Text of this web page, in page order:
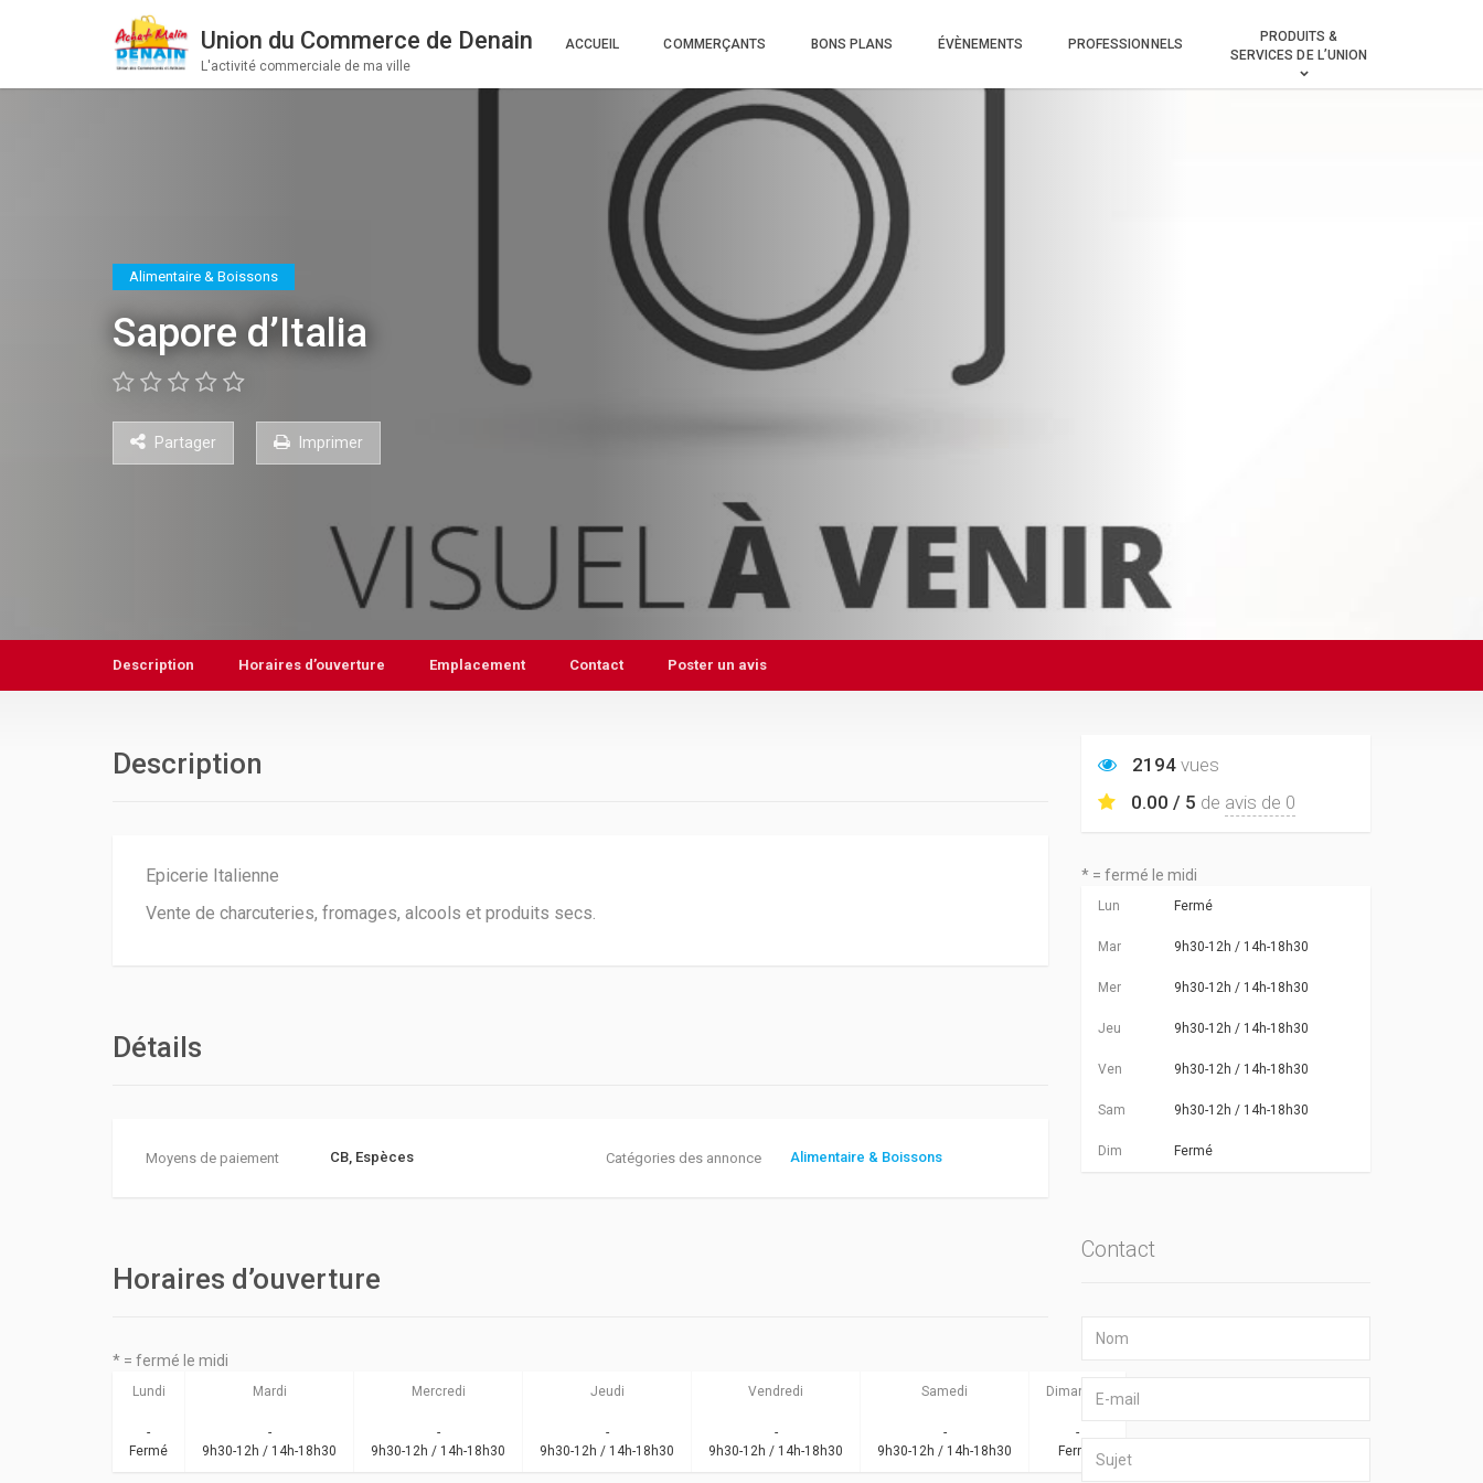
Union du Commerce de Denain
L'activité commerciale de ma ville
ACCUEIL COMMERÇANTS BONS PLANS ÉVÈNEMENTS PROFESSIONNELS
PRODUITS &
SERVICES DE L’UNION
Alimentaire & Boissons
Sapore d’Italia
Partager Imprimer
Description Horaires d’ouverture Emplacement Contact Poster un avis
Description
Epicerie Italienne
Vente de charcuteries, fromages, alcools et produits secs.
Détails
Moyens de paiement CB, Espèces Catégories des annonce Alimentaire & Boissons
Horaires d’ouverture
* = fermé le midi
Lundi Mardi Mercredi Jeudi Vendredi Samedi Dimanche
-
Fermé
-
9h30-12h / 14h-18h30
-
9h30-12h / 14h-18h30
-
9h30-12h / 14h-18h30
-
9h30-12h / 14h-18h30
-
9h30-12h / 14h-18h30
-
Fermé
2194vues
0.00 / 5 de avis de 0
* = fermé le midi
Lun Fermé
Mar 9h30-12h / 14h-18h30
Mer 9h30-12h / 14h-18h30
Jeu 9h30-12h / 14h-18h30
Ven 9h30-12h / 14h-18h30
Sam 9h30-12h / 14h-18h30
Dim Fermé
Contact